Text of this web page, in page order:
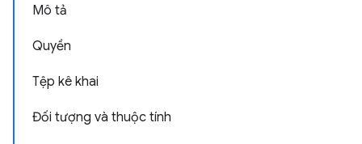
Mô tả
Quyền
Tệp kê khai
Đối tượng và thuộc tính